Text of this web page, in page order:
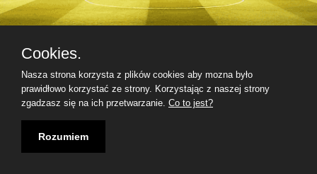
Cookies.
Nasza strona korzysta z plików cookies aby mozna było
prawidłowo korzystać ze strony. Korzystając z naszej strony
zgadzasz się na ich przetwarzanie. Co to jest?
Rozumiem